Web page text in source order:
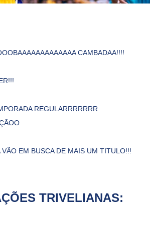
CAMBADAA!!!!
REGULARRRRRRR
VÃO EM BUSCA DE MAIS UM TITULO!!!
TRIVELIANAS: